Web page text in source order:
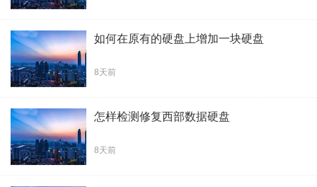
如何在原有的硬盘上增加一块硬盘
8天前
怎样检测修复西部数据硬盘
8天前